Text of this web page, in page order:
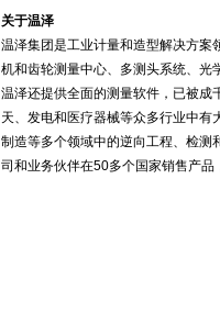
关于温泽
温泽集团是工业计量和造型解决方案
机和齿轮测量中心、多测头系统、光
温泽还提供全面的测量软件，已被成
天、发电和医疗器械等众多行业中
制造等多个领域中的逆向工程、检
司和业务伙伴在50多个国家销售产品